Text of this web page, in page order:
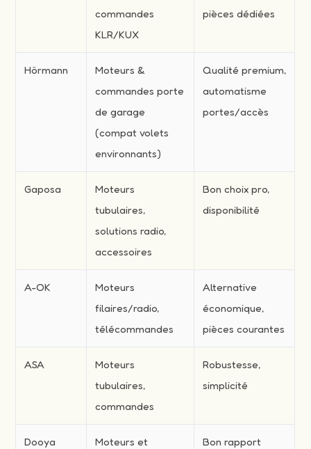
commandes
KLR/KUX
pièces dédiées
Hörmann
Moteurs &
commandes porte
de garage
(compat volets
environnants)
Qualité premium,
automatisme
portes/accès
Gaposa
Moteurs
tubulaires,
solutions radio,
accessoires
Bon choix pro,
disponibilité
A-OK
Moteurs
filaires/radio,
télécommandes
Alternative
économique,
pièces courantes
ASA
Moteurs
tubulaires,
commandes
Robustesse,
simplicité
Dooya
Moteurs et
Bon rapport